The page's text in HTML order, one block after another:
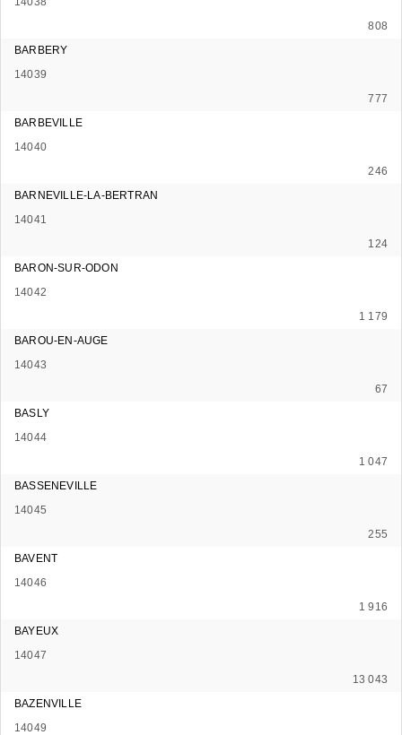
808
BARBERY
14039
777
BARBEVILLE
14040
246
BARNEVILLE-LA-BERTRAN
14041
124
BARON-SUR-ODON
14042
1 179
BAROU-EN-AUGE
14043
67
BASLY
14044
1 047
BASSENEVILLE
14045
255
BAVENT
14046
1 916
BAYEUX
14047
13 043
BAZENVILLE
14049